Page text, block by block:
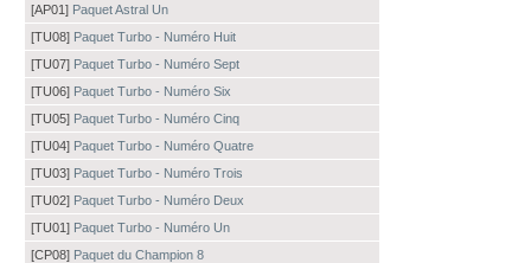
[AP01] Paquet Astral Un
[TU08] Paquet Turbo - Numéro Huit
[TU07] Paquet Turbo - Numéro Sept
[TU06] Paquet Turbo - Numéro Six
[TU05] Paquet Turbo - Numéro Cinq
[TU04] Paquet Turbo - Numéro Quatre
[TU03] Paquet Turbo - Numéro Trois
[TU02] Paquet Turbo - Numéro Deux
[TU01] Paquet Turbo - Numéro Un
[CP08] Paquet du Champion 8